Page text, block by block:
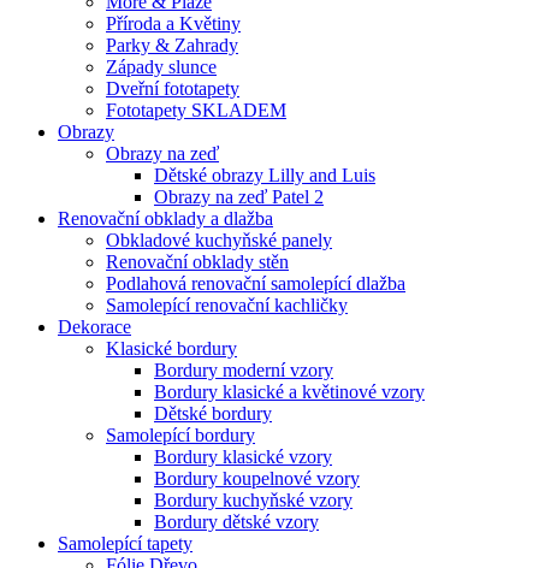
Příroda a Květiny
Parky & Zahrady
Západy slunce
Dveřní fototapety
Fototapety SKLADEM
Obrazy
Obrazy na zeď
Dětské obrazy Lilly and Luis
Obrazy na zeď Patel 2
Renovační obklady a dlažba
Obkladové kuchyňské panely
Renovační obklady stěn
Podlahová renovační samolepící dlažba
Samolepící renovační kachličky
Dekorace
Klasické bordury
Bordury moderní vzory
Bordury klasické a květinové vzory
Dětské bordury
Samolepící bordury
Bordury klasické vzory
Bordury koupelnové vzory
Bordury kuchyňské vzory
Bordury dětské vzory
Samolepící tapety